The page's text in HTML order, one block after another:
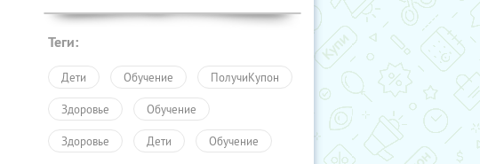
Теги:
Дети Обучение ПолучиКупон
Здоровье Обучение
Здоровье Дети Обучение